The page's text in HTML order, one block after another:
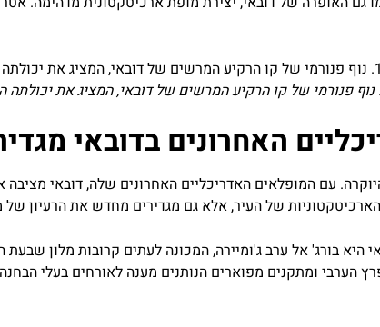
עם המופלאים האדריכליים האחרונים שלה, דובאי
של העיר, אלא גם מגדירים מחדש את הרעיון של
בורג' אל ערב ג'ומיירה, המכונה לעתים קרובות מלון
הערבי ומתקנים מפוארים הנותנים מענה לאורחים בעלי